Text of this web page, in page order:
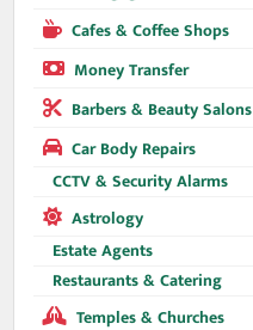
Cafes & Coffee Shops
Money Transfer
Barbers & Beauty Salons
Car Body Repairs
CCTV & Security Alarms
Astrology
Estate Agents
Restaurants & Catering
Temples & Churches